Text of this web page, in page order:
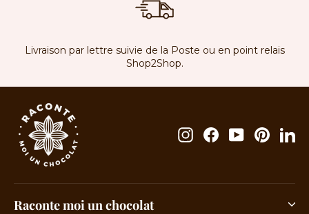
Livraison par lettre suivie de la Poste ou en point relais
Shop2Shop.
InstagramFacebookYouTube
Raconte moi un chocolat